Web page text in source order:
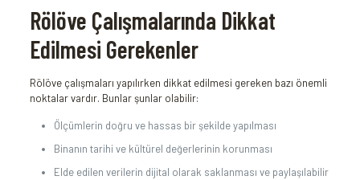
Rölöve Çalışmalarında Dikkat
Edilmesi Gerekenler
Rölöve çalışmaları yapılırken dikkat edilmesi gereken bazı önemli
noktalar vardır. Bunlar şunlar olabilir:
Ölçümlerin doğru ve hassas bir şekilde yapılması
Binanın tarihi ve kültürel değerlerinin korunması
Elde edilen verilerin dijital olarak saklanması ve paylaşılabilir